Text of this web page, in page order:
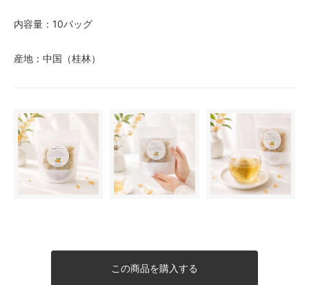
内容量：10バッグ
産地：中国（桂林）
この商品を購入する